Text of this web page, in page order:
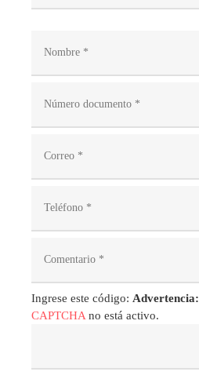
Ingrese este código: Advertencia:
CAPTCHA no está activo.